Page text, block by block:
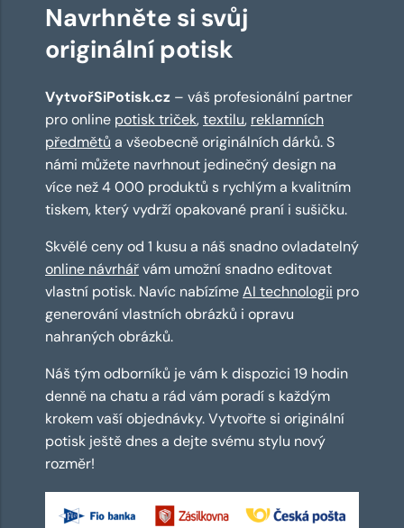
Navrhněte si svůj
originální potisk
VytvořSiPotisk.cz – váš profesionální partner
pro online potisk triček,textilu, reklamních
předmětů a všeobecně originálních dárků. S
námi můžete navrhnout jedinečný design na
více než 4 000 produktů s rychlým a kvalitním
tiskem, který vydrží opakované praní i sušičku.
Skvělé ceny od 1 kusu a náš snadno ovladatelný
online návrhářvám umožní snadno editovat
vlastní potisk. Navíc nabízímeAI technologii pro
generování vlastních obrázků i opravu
nahraných obrázků.
Náš tým odborníků je vám k dispozici 19 hodin
denně na chatu a rád vám poradí s každým
krokem vaší objednávky. Vytvořte si originální
potisk ještě dnes a dejte svému stylu nový
rozměr!